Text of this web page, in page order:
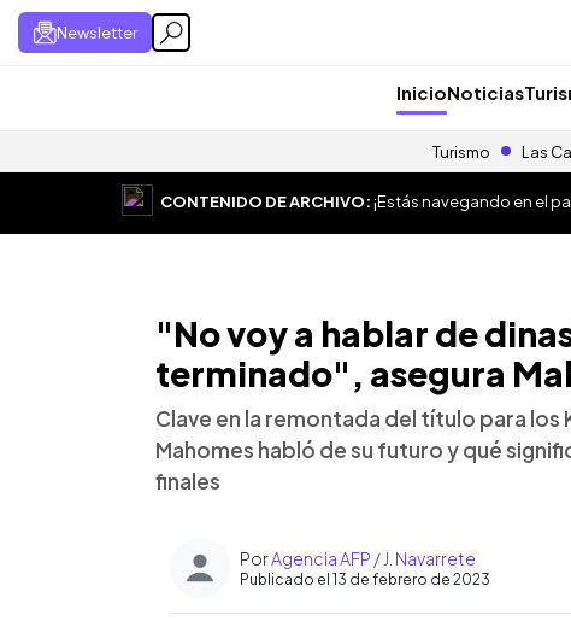
Newsletter
InicioNoticias
Turismo Las
CONTENIDO DE ARCHIVO:¡Estás navegando en el
"No voy a hablar de
terminado", asegura
Clave en la remontada del título para los
Mahomes habló de su futuro y qué
finales
PorAgencia AFP / J. Navarrete
Publicado el 13 de febrero de 2023